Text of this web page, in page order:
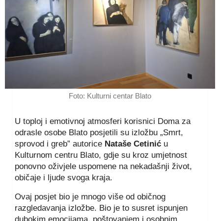
Foto: Kulturni centar Blato
U toploj i emotivnoj atmosferi korisnici Doma za
odrasle osobe Blato posjetili su izložbu „Smrt,
sprovod i greb” autorice Nataše Cetinić u
Kulturnom centru Blato, gdje su kroz umjetnost
ponovno oživjele uspomene na nekadašnji život,
običaje i ljude svoga kraja.
Ovaj posjet bio je mnogo više od običnog
razgledavanja izložbe. Bio je to susret ispunjen
dubokim emocijama, poštovanjem i osobnim